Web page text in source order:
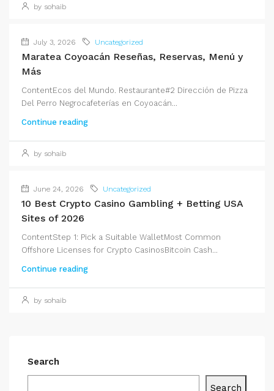
by sohaib
July 3, 2026 Uncategorized
Maratea Coyoacán Reseñas, Reservas, Menú y
Más
ContentEcos del Mundo. Restaurante#2 Dirección de Pizza
Del Perro Negrocafeterías en Coyoacán...
Continue reading
by sohaib
June 24, 2026 Uncategorized
10 Best Crypto Casino Gambling + Betting USA
Sites of 2026
ContentStep 1: Pick a Suitable WalletMost Common
Offshore Licenses for Crypto CasinosBitcoin Cash...
Continue reading
by sohaib
Search
Search